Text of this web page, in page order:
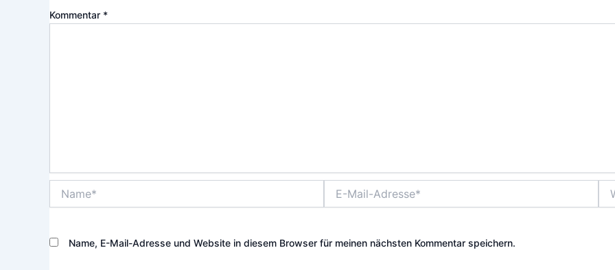
Kommentar *
Mail-
Name, E-Mail-Adresse und Website in diesem Browser für meinen nächsten Kommentar speichern.